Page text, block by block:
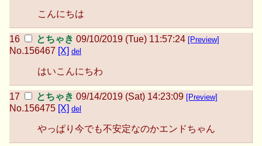
こんにちは
とちゃき 09/10/2019 (Tue) 11:57:24 [Preview]
No.156467 [X] del
はいこんにちわ
とちゃき 09/14/2019 (Sat) 14:23:09 [Preview]
No.156475 [X] del
やっぱり今でも不安定なのかエンドちゃん